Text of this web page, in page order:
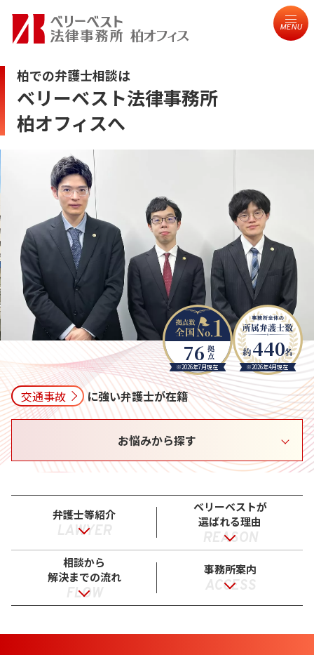
MENU
柏での弁護士相談は
ベリーベスト法律事務所
柏オフィスへ
交通事故 に強い弁護士が在籍
76
※2026年7月現在
440
※2026年4月現在
お悩みから探す
弁護士等紹介
LAWYER
ベリーベストが
選ばれる理由
REASON
相談から
解決までの流れ
FLOW
事務所案内
ACCESS